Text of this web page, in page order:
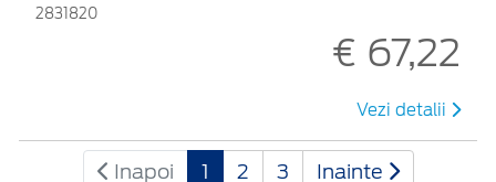
2831820
€ 67,22
Vezi detalii
Inapoi 1 2 3 Inainte